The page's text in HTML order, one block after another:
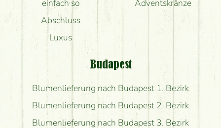
einfach so
Abschluss
Luxus
Adventskränze
Budapest
Blumenlieferung nach Budapest 1. Bezirk
Blumenlieferung nach Budapest 2. Bezirk
Blumenlieferung nach Budapest 3. Bezirk